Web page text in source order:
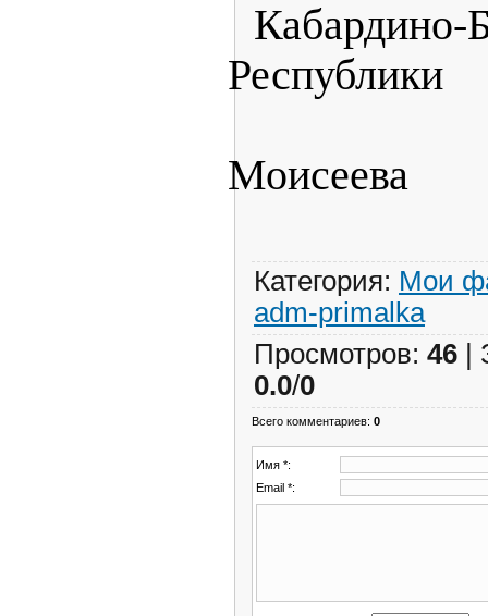
Кабардино-
Моисеева
Категория: Мои
adm-primalka
Просмотров: 46 |
0.0/0
Всего комментариев: 0
Имя *:
Email *: